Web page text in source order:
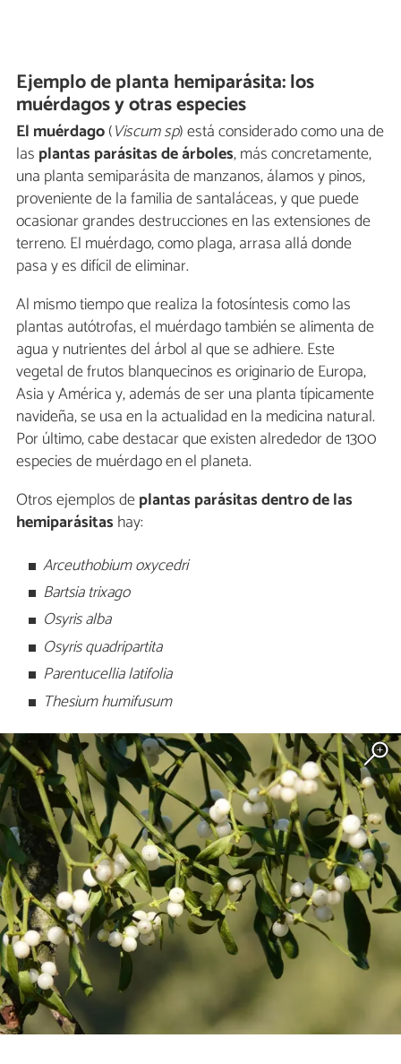
Ejemplo de planta hemiparásita: los
muérdagos y otras especies
El muérdago(Viscum sp) está considerado como una de
las plantas parásitas de árboles, más concretamente,
una planta semiparásita de manzanos, álamos y pinos,
proveniente de la familia de santaláceas, y que puede
ocasionar grandes destrucciones en las extensiones de
terreno. El muérdago, como plaga, arrasa allá donde
pasa y es difícil de eliminar.
Al mismo tiempo que realiza la fotosíntesis como las
plantas autótrofas, el muérdago también se alimenta de
agua y nutrientes del árbol al que se adhiere. Este
vegetal de frutos blanquecinos es originario de Europa,
Asia y América y, además de ser una planta típicamente
navideña, se usa en la actualidad en la medicina natural.
Por último, cabe destacar que existen alrededor de 1300
especies de muérdago en el planeta.
Otros ejemplos deplantas parásitas dentro de las
hemiparásitas hay:
Arceuthobium oxycedri
Bartsia trixago
Osyris alba
Osyris quadripartita
Parentucellia latifolia
Thesium humifusum